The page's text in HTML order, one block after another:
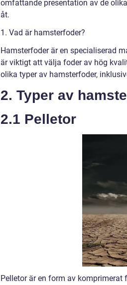
omfattande presentation av de
åt.
1. Vad är hamsterfoder?
Hamsterfoder är en specialiserad
är viktigt att välja foder av hög
olika typer av hamsterfoder,
2. Typer av
2.1 Pelletor
Pelletor är en form av